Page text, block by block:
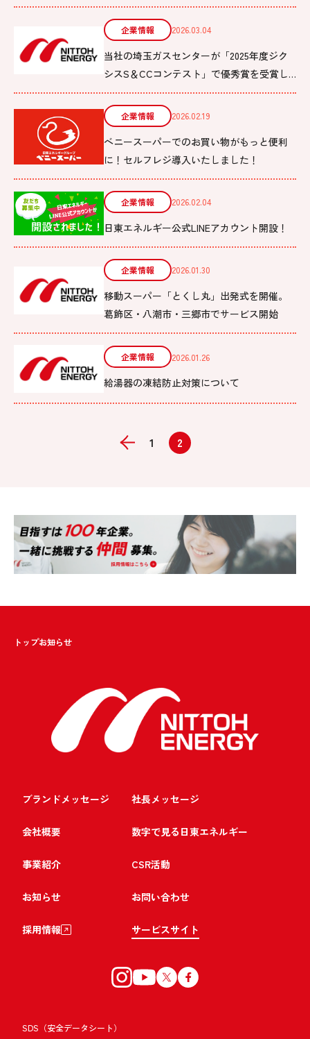
企業情報 2026.03.04
当社の埼玉ガスセンターが「2025年度ジク
シスS＆CCコンテスト」で優秀賞を受賞し
ました
企業情報 2026.02.19
ベニースーパーでのお買い物がもっと便利
に！セルフレジ導入いたしました！
企業情報 2026.02.04
日東エネルギー公式LINEアカウント開設！
企業情報 2026.01.30
移動スーパー「とくし丸」出発式を開催。
葛飾区・八潮市・三郷市でサービス開始
企業情報 2026.01.26
給湯器の凍結防止対策について
1 2
トップお知らせ
ブランドメッセージ 社長メッセージ
会社概要 数字で見る日東エネルギー
事業紹介 CSR活動
お知らせ お問い合わせ
採用情報 サービスサイト
SDS（安全データシート）